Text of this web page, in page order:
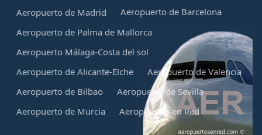
Aeropuerto de Madrid
Aeropuerto de Barcelona
Aeropuerto de Palma de Mallorca
Aeropuerto Málaga-Costa del sol
Aeropuerto de Alicante-Elche
Aeropuerto de Valencia
Aeropuerto de Bilbao
Aeropuerto de Sevilla
Aeropuerto de Murcia
Aeropuertos en Red